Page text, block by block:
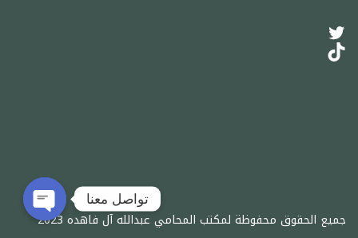
جميع الحقوق محفوظة لمكتب المحامي عبدالله آل فاهده 2023
تواصل معنا